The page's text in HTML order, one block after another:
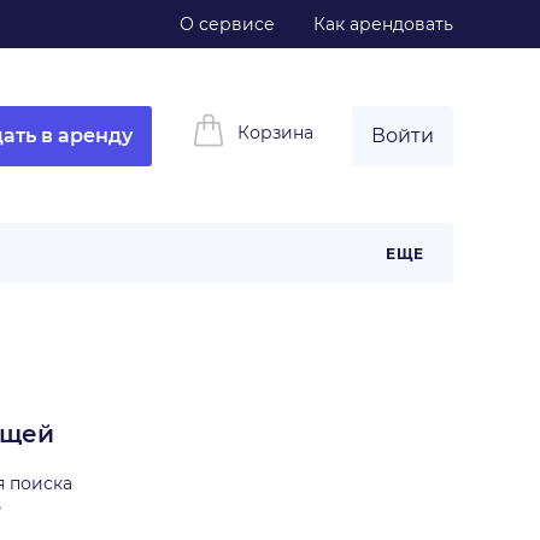
О сервисе Как арендовать
в аренду Корзина Войти
ЕЩЕ
поиска